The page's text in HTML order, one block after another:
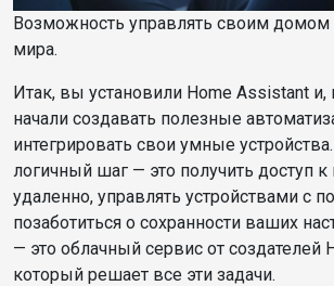
Возможность управлять своим домом
мира.
Итак, вы установили Home Assistant и,
начали создавать полезные
интегрировать свои умные
логичный шаг — это получить доступ
удаленно, управлять устройствами с
позаботиться о сохранности ваших
— это облачный сервис от создателей
который решает все эти задачи.